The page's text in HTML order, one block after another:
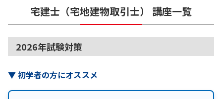
宅建士（宅地建物取引士） 講座一覧
2026年試験対策
▼初学者の方にオススメ